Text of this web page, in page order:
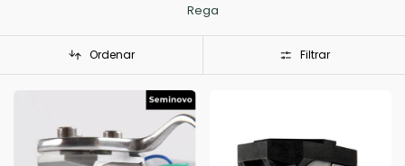
Rega
Ordenar Filtrar